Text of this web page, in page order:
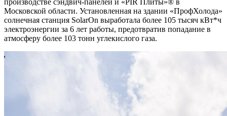
производстве сэндвич-панелей и «PIR Плиты»® в
Московской области. Установленная на здании «ПрофХолода»
солнечная станция SolarOn выработала более 105 тысяч кВт*ч
электроэнергии за 6 лет работы, предотвратив попадание в
атмосферу более 103 тонн углекислого газа.